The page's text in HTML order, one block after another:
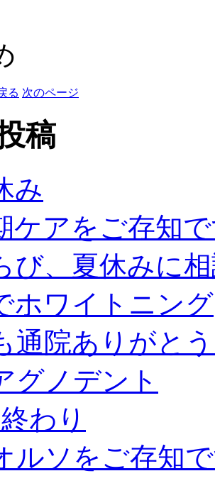
る 次のページ
稿
み
ケアをご存知
び、夏休みに
ホワイトニング
通院ありがと
グノデント
わり
ルソをご存知